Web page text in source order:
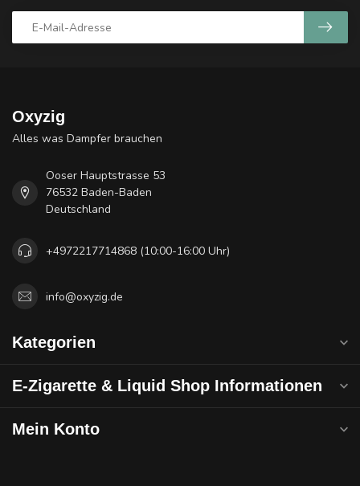
Oxyzig
Alles was Dampfer brauchen
Ooser Hauptstrasse 53
76532 Baden-Baden
Deutschland
+4972217714868 (10:00-16:00 Uhr)
info@oxyzig.de
Kategorien
E-Zigarette & Liquid Shop Informationen
Mein Konto